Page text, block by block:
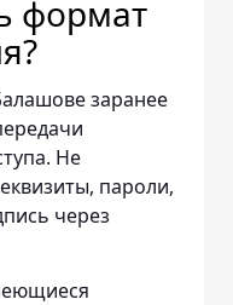
формат
заранее
Не
пароли,
через